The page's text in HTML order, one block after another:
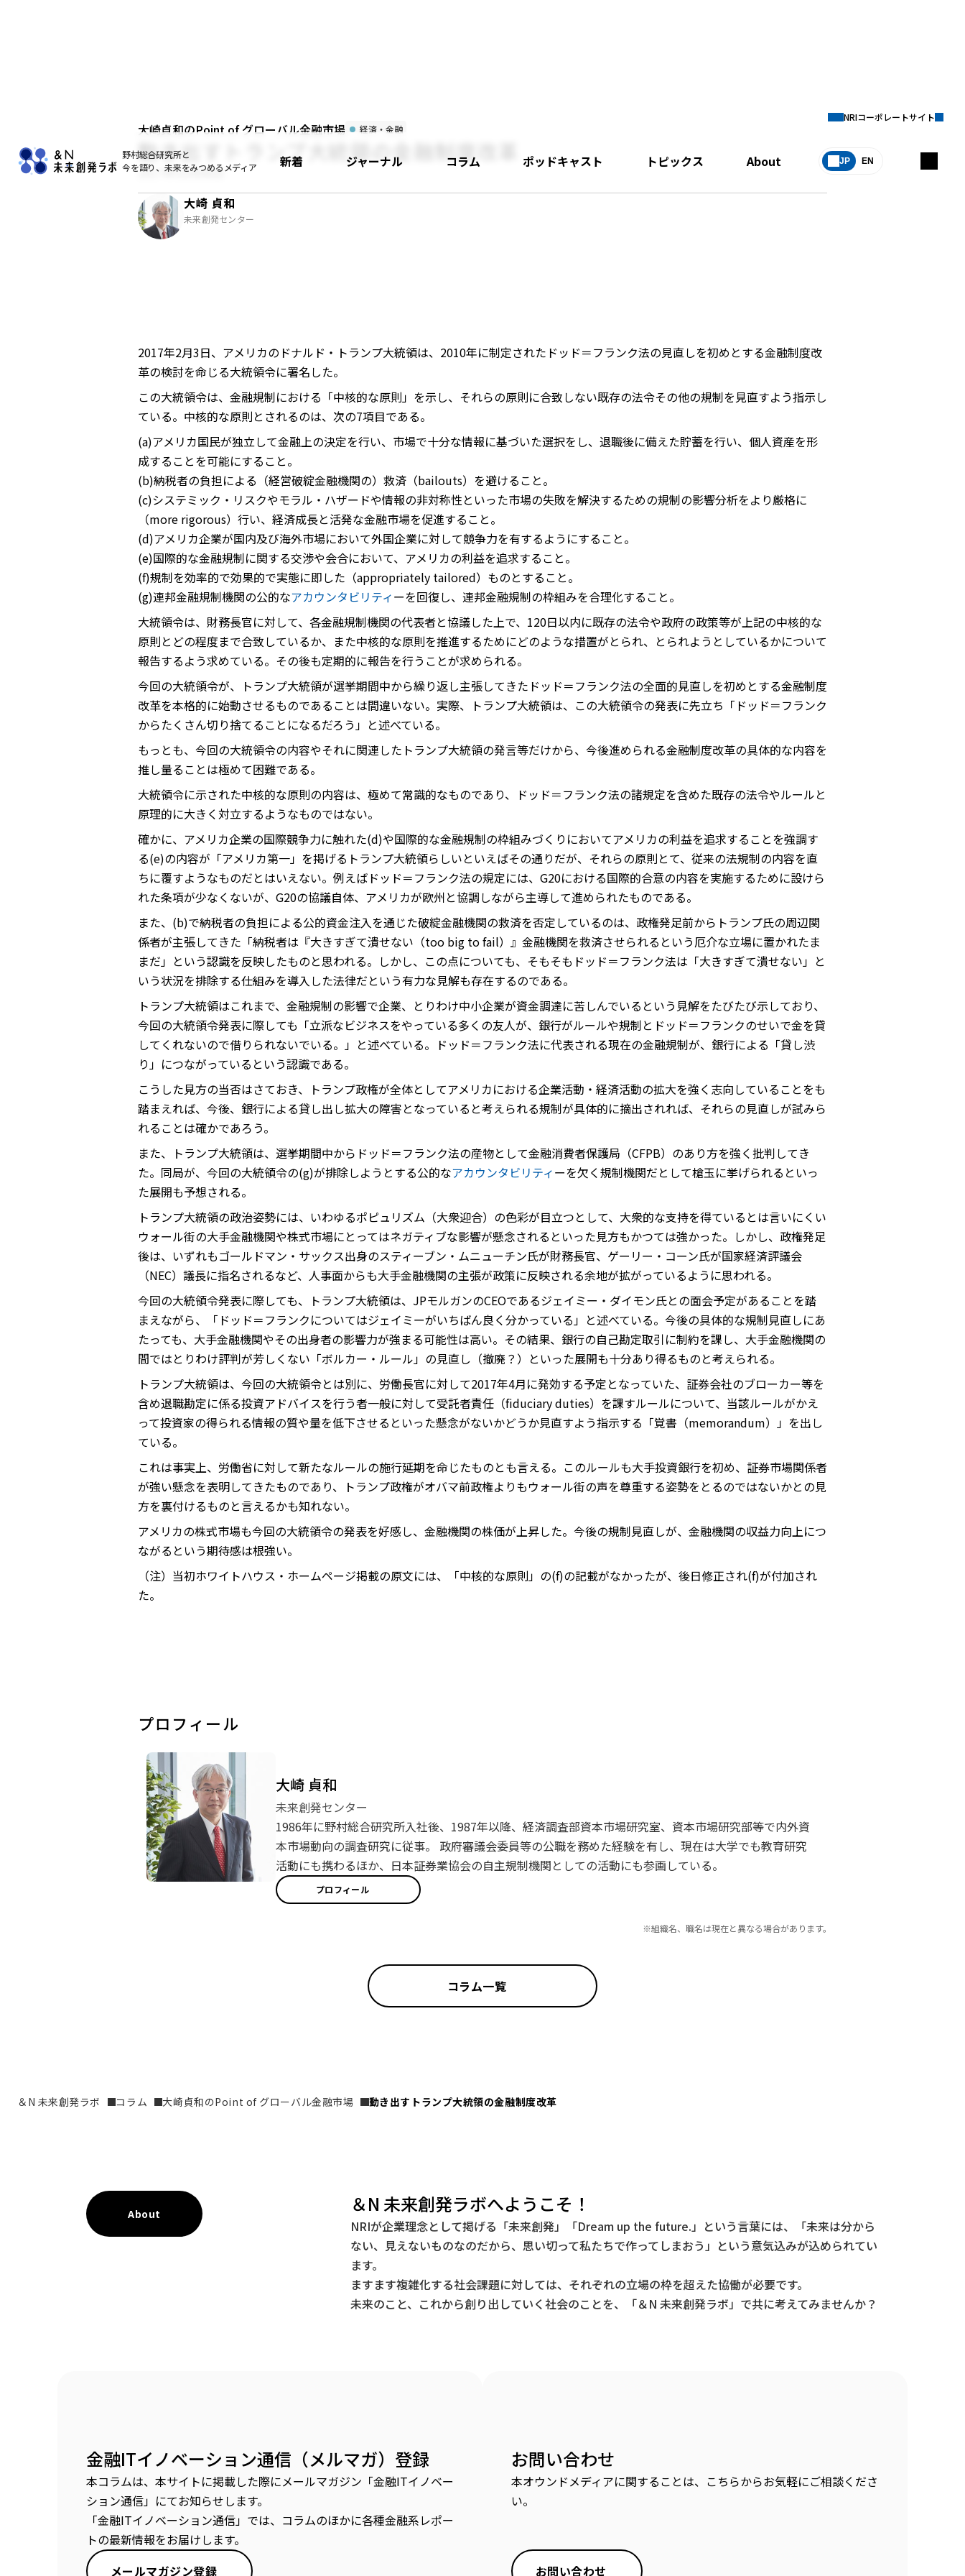
野村総合研究所と
今を語り、未来をみつめるメディア
新着 ジャーナル コラム ポッドキャスト トピックス About JP EN
NRIコーポレートサイト
大崎貞和のPoint of グローバル金融市場 経済・金融
動き出すトランプ大統領の金融制度改革
2017年02月06日
大崎 貞和
未来創発センター
2017年2月3日、アメリカのドナルド・トランプ大統領は、2010年に制定されたドッド＝フランク法の見直しを初めとする金融制度改
革の検討を命じる大統領令に署名した。
この大統領令は、金融規制における「中核的な原則」を示し、それらの原則に合致しない既存の法令その他の規制を見直すよう指示し
ている。中核的な原則とされるのは、次の7項目である。
(a)アメリカ国民が独立して金融上の決定を行い、市場で十分な情報に基づいた選択をし、退職後に備えた貯蓄を行い、個人資産を形
成することを可能にすること。
(b)納税者の負担による（経営破綻金融機関の）救済（bailouts）を避けること。
(c)システミック・リスクやモラル・ハザードや情報の非対称性といった市場の失敗を解決するための規制の影響分析をより厳格に
（more rigorous）行い、経済成長と活発な金融市場を促進すること。
(d)アメリカ企業が国内及び海外市場において外国企業に対して競争力を有するようにすること。
(e)国際的な金融規制に関する交渉や会合において、アメリカの利益を追求すること。
(f)規制を効率的で効果的で実態に即した（appropriately tailored）ものとすること。
(g)連邦金融規制機関の公的なアカウンタビリティーを回復し、連邦金融規制の枠組みを合理化すること。
大統領令は、財務長官に対して、各金融規制機関の代表者と協議した上で、120日以内に既存の法令や政府の政策等が上記の中核的な
原則とどの程度まで合致しているか、また中核的な原則を推進するためにどのような措置がとられ、とられようとしているかについて
報告するよう求めている。その後も定期的に報告を行うことが求められる。
今回の大統領令が、トランプ大統領が選挙期間中から繰り返し主張してきたドッド＝フランク法の全面的見直しを初めとする金融制度
改革を本格的に始動させるものであることは間違いない。実際、トランプ大統領は、この大統領令の発表に先立ち「ドッド＝フランク
からたくさん切り捨てることになるだろう」と述べている。
もっとも、今回の大統領令の内容やそれに関連したトランプ大統領の発言等だけから、今後進められる金融制度改革の具体的な内容を
推し量ることは極めて困難である。
大統領令に示された中核的な原則の内容は、極めて常識的なものであり、ドッド＝フランク法の諸規定を含めた既存の法令やルールと
原理的に大きく対立するようなものではない。
確かに、アメリカ企業の国際競争力に触れた(d)や国際的な金融規制の枠組みづくりにおいてアメリカの利益を追求することを強調す
る(e)の内容が「アメリカ第一」を掲げるトランプ大統領らしいといえばその通りだが、それらの原則とて、従来の法規制の内容を直
ちに覆すようなものだとはいえない。例えばドッド＝フランク法の規定には、G20における国際的合意の内容を実施するために設けら
れた条項が少なくないが、G20の協議自体、アメリカが欧州と協調しながら主導して進められたものである。
また、(b)で納税者の負担による公的資金注入を通じた破綻金融機関の救済を否定しているのは、政権発足前からトランプ氏の周辺関
係者が主張してきた「納税者は『大きすぎて潰せない（too big to fail）』金融機関を救済させられるという厄介な立場に置かれたま
まだ」という認識を反映したものと思われる。しかし、この点についても、そもそもドッド＝フランク法は「大きすぎて潰せない」と
いう状況を排除する仕組みを導入した法律だという有力な見解も存在するのである。
トランプ大統領はこれまで、金融規制の影響で企業、とりわけ中小企業が資金調達に苦しんでいるという見解をたびたび示しており、
今回の大統領令発表に際しても「立派なビジネスをやっている多くの友人が、銀行がルールや規制とドッド＝フランクのせいで金を貸
してくれないので借りられないでいる。」と述べている。ドッド＝フランク法に代表される現在の金融規制が、銀行による「貸し渋
り」につながっているという認識である。
こうした見方の当否はさておき、トランプ政権が全体としてアメリカにおける企業活動・経済活動の拡大を強く志向していることをも
踏まえれば、今後、銀行による貸し出し拡大の障害となっていると考えられる規制が具体的に摘出されれば、それらの見直しが試みら
れることは確かであろう。
また、トランプ大統領は、選挙期間中からドッド＝フランク法の産物として金融消費者保護局（CFPB）のあり方を強く批判してき
た。同局が、今回の大統領令の(g)が排除しようとする公的なアカウンタビリティーを欠く規制機関だとして槍玉に挙げられるといっ
た展開も予想される。
トランプ大統領の政治姿勢には、いわゆるポピュリズム（大衆迎合）の色彩が目立つとして、大衆的な支持を得ているとは言いにくい
ウォール街の大手金融機関や株式市場にとってはネガティブな影響が懸念されるといった見方もかつては強かった。しかし、政権発足
後は、いずれもゴールドマン・サックス出身のスティーブン・ムニューチン氏が財務長官、ゲーリー・コーン氏が国家経済評議会
（NEC）議長に指名されるなど、人事面からも大手金融機関の主張が政策に反映される余地が拡がっているように思われる。
今回の大統領令発表に際しても、トランプ大統領は、JPモルガンのCEOであるジェイミー・ダイモン氏との面会予定があることを踏
まえながら、「ドッド＝フランクについてはジェイミーがいちばん良く分かっている」と述べている。今後の具体的な規制見直しにあ
たっても、大手金融機関やその出身者の影響力が強まる可能性は高い。その結果、銀行の自己勘定取引に制約を課し、大手金融機関の
間ではとりわけ評判が芳しくない「ボルカー・ルール」の見直し（撤廃？）といった展開も十分あり得るものと考えられる。
トランプ大統領は、今回の大統領令とは別に、労働長官に対して2017年4月に発効する予定となっていた、証券会社のブローカー等を
含め退職勘定に係る投資アドバイスを行う者一般に対して受託者責任（fiduciary duties）を課すルールについて、当該ルールがかえ
って投資家の得られる情報の質や量を低下させるといった懸念がないかどうか見直すよう指示する「覚書（memorandum）」を出し
ている。
これは事実上、労働省に対して新たなルールの施行延期を命じたものとも言える。このルールも大手投資銀行を初め、証券市場関係者
が強い懸念を表明してきたものであり、トランプ政権がオバマ前政権よりもウォール街の声を尊重する姿勢をとるのではないかとの見
方を裏付けるものと言えるかも知れない。
アメリカの株式市場も今回の大統領令の発表を好感し、金融機関の株価が上昇した。今後の規制見直しが、金融機関の収益力向上につ
ながるという期待感は根強い。
（注）当初ホワイトハウス・ホームページ掲載の原文には、「中核的な原則」の(f)の記載がなかったが、後日修正され(f)が付加され
た。
プロフィール
大崎 貞和
未来創発センター
1986年に野村総合研究所入社後、1987年以降、経済調査部資本市場研究室、資本市場研究部等で内外資
本市場動向の調査研究に従事。 政府審議会委員等の公職を務めた経験を有し、現在は大学でも教育研究
活動にも携わるほか、日本証券業協会の自主規制機関としての活動にも参画している。
プロフィール
※組織名、職名は現在と異なる場合があります。
コラム一覧
＆N 未来創発ラボ コラム 大崎貞和のPoint of グローバル金融市場 動き出すトランプ大統領の金融制度改革
About ＆N 未来創発ラボへようこそ！
NRIが企業理念として掲げる「未来創発」「Dream up the future.」という言葉には、「未来は分から
ない、見えないものなのだから、思い切って私たちで作ってしまおう」という意気込みが込められてい
ます。
ますます複雑化する社会課題に対しては、それぞれの立場の枠を超えた協働が必要です。
未来のこと、これから創り出していく社会のことを、「＆N 未来創発ラボ」で共に考えてみませんか？
金融ITイノベーション通信（メルマガ）登録
本コラムは、本サイトに掲載した際にメールマガジン「金融ITイノベー
ション通信」にてお知らせします。
「金融ITイノベーション通信」では、コラムのほかに各種金融系レポー
トの最新情報をお届けします。
メールマガジン登録
お問い合わせ
本オウンドメディアに関することは、こちらからお気軽にご相談くださ
い。
お問い合わせ